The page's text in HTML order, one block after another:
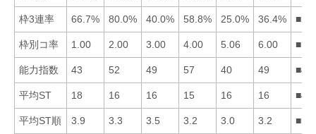
枠3連率 66.7% 80.0% 40.0% 58.8% 25.0% 36.4%
枠別コ率 1.00 2.00 3.00 4.00 5.06 6.00
能力指数 43 52 49 57 40 49
平均ST 18 16 16 15 16 16
平均ST順 3.9 3.3 3.5 3.2 3.0 3.2